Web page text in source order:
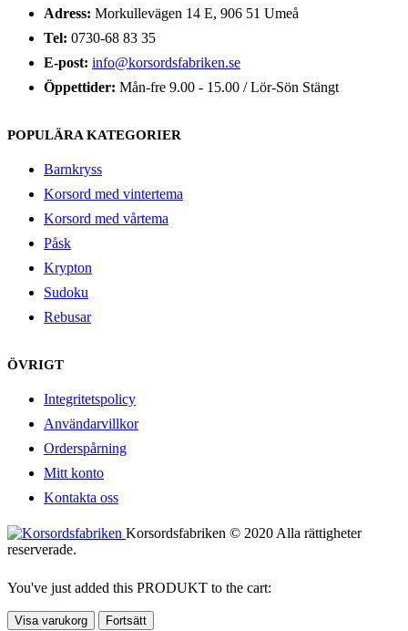
Adress: Morkullevägen 14 E, 906 51 Umeå
Tel: 0730-68 83 35
E-post: info@korsordsfabriken.se
Öppettider: Mån-fre 9.00 - 15.00 / Lör-Sön Stängt
POPULÄRA KATEGORIER
Barnkryss
Korsord med vintertema
Korsord med vårtema
Påsk
Krypton
Sudoku
Rebusar
ÖVRIGT
Integritetspolicy
Användarvillkor
Orderspårning
Mitt konto
Kontakta oss
Korsordsfabriken © 2020 Alla rättigheter
reserverade.
You've just added this PRODUKT to the cart:
Visa varukorg Fortsätt